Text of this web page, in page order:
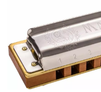
Synthés & Sampleurs
Home Studio
Casques